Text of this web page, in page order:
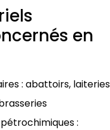
en
: abattoirs,
: